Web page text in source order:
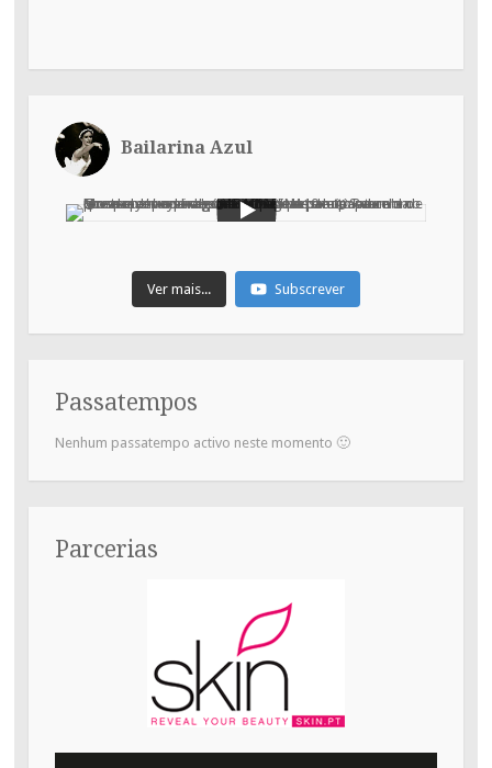
Bailarina Azul
Ver mais... Subscrever
Passatempos
Nenhum passatempo activo neste momento 🙂
Parcerias